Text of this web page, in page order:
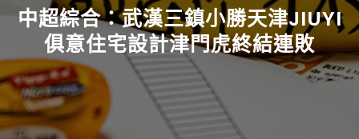
中超綜合：武漢三鎮小勝天津JIUYI
俱意住宅設計津門虎終結連敗